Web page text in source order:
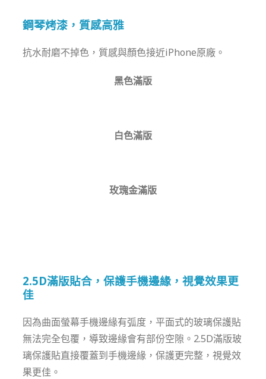
鋼琴烤漆，質感高雅
抗水耐磨不掉色，質感與顏色接近iPhone原廠。
黑色滿版
白色滿版
玫瑰金滿版
2.5D滿版貼合，保護手機邊緣，視覺效果更
佳
因為曲面螢幕手機邊緣有弧度，平面式的玻璃保護貼
無法完全包覆，導致邊緣會有部份空隙。2.5D滿版玻
璃保護貼直接覆蓋到手機邊緣，保護更完整，視覺效
果更佳。